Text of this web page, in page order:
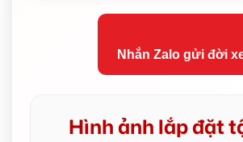
Nhắn Zalo gửi đời
Hình ảnh lắp đặt